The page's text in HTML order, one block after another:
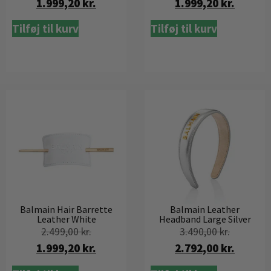
1.999,20 kr.
Tilføj til kurv
1.999,20 kr.
Tilføj til kurv
Balmain Hair Barrette
Leather White
2.499,00kr.
1.999,20 kr.
Balmain Leather
Headband Large Silver
3.490,00kr.
2.792,00 kr.